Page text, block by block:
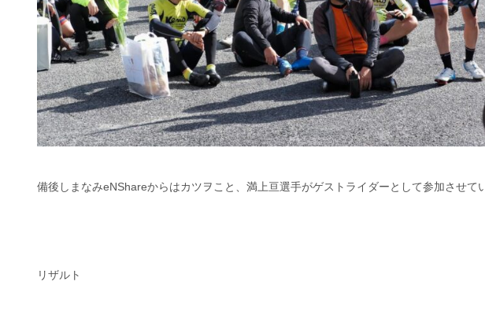
備後しまなみeNShareからはカツヲこと、満上亘選手がゲストライダーとして参加させて
リザルト